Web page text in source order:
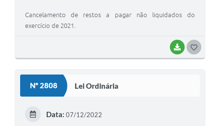
BAIXAR
Cancelamento de restos a pagar não liquidados do
exercício de 2021.
Nº 2808 Lei Ordinária
Data: 07/12/2022